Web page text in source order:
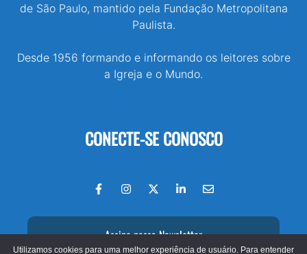
de São Paulo, mantido pela Fundação Metropolitana
Paulista.
Desde 1956 formando e informando os leitores sobre
a Igreja e o Mundo.
CONECTE-SE CONOSCO
Assine nossa Newsletter
Utilizamos cookies para uma melhor experiência de usuário. Para entender